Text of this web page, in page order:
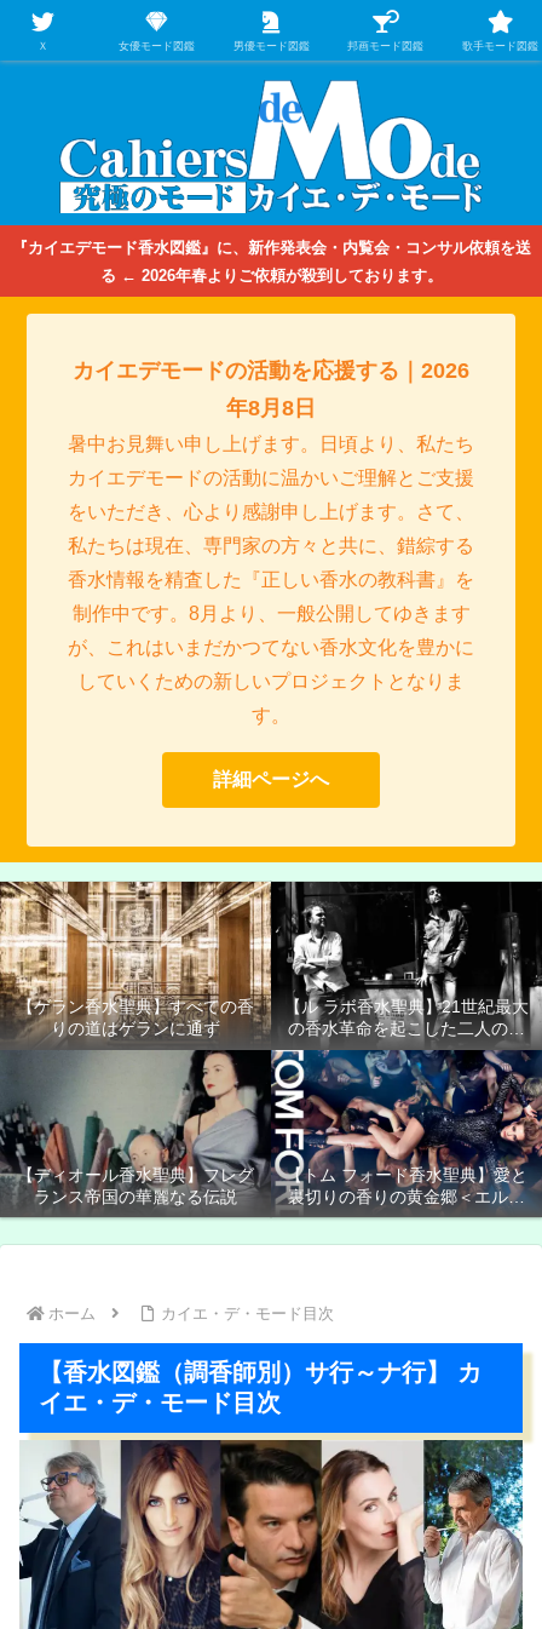
【映画/音楽の中のファッション＆香水】を徹底的に分析するファッション＆ア
パレル業界人のための学習サイト
『カイエデモード香水図鑑』に、新作発表会・内覧会・コンサル依頼を送
る ← 2026年春よりご依頼が殺到しております。
カイエデモードの活動を応援する｜2026
年8月8日
暑中お見舞い申し上げます。日頃より、私たち
カイエデモードの活動に温かいご理解とご支援
をいただき、心より感謝申し上げます。さて、
私たちは現在、専門家の方々と共に、錯綜する
香水情報を精査した『正しい香水の教科書』を
制作中です。8月より、一般公開してゆきます
が、これはいまだかつてない香水文化を豊かに
していくための新しいプロジェクトとなりま
す。
詳細ページへ
【ゲラン香水聖典】すべての香
りの道はゲランに通ず
【ル ラボ香水聖典】21世紀最大
の香水革命を起こした二人の男
たち
【ディオール香水聖典】フレグ
ランス帝国の華麗なる伝説
【トム フォード香水聖典】愛と
裏切りの香りの黄金郷＜エルド
ラド＞
ホーム カイエ・デ・モード目次
【香水図鑑（調香師別）サ行～ナ行】 カ
イエ・デ・モード目次
Ｘ 女優モード図鑑 男優モード図鑑 邦画モード図鑑 歌手モード図鑑